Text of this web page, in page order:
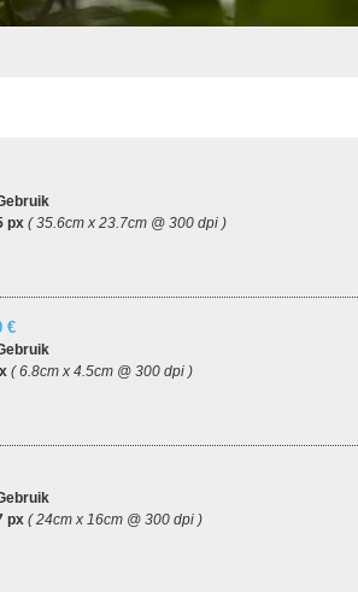
px ( 35.6cm x 23.7cm @ 300 dpi )
€
( 6.8cm x 4.5cm @ 300 dpi )
px ( 24cm x 16cm @ 300 dpi )